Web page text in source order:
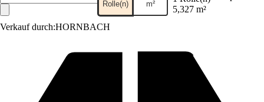
Verkauf durch:HORNBACH
Rolle(n) m²
5,327 m²